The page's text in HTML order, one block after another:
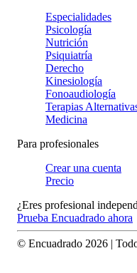
Especialidades
Psicología
Nutrición
Psiquiatría
Derecho
Kinesiología
Fonoaudiología
Terapias
Medicina
Para profesionales
Crear una cuenta
Precio
¿Eres profesional
Prueba Encuadrado ahora
© Encuadrado 2026 |